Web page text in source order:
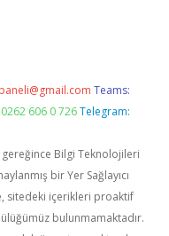
Teams:
606 0 726 Telegram:
gereğince Bilgi Teknolojileri
bir Yer Sağlayıcı
sitedeki içerikleri proaktif
bulunmamaktadır.